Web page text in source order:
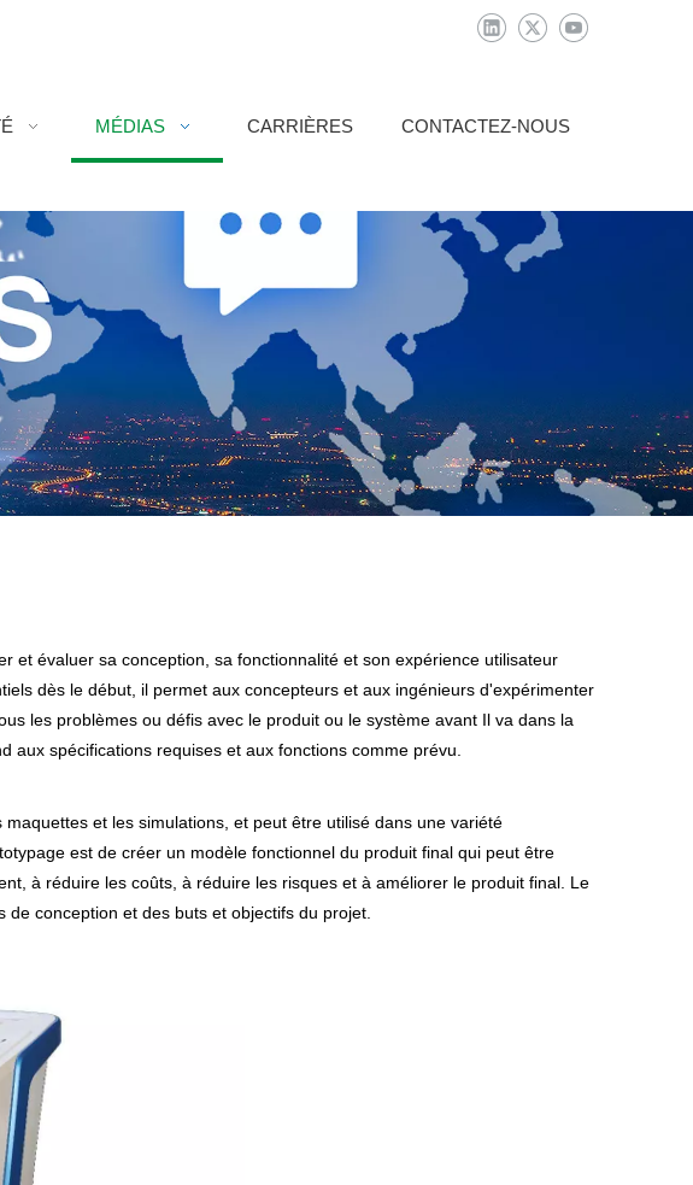
MÉDIAS CARRIÈRES CONTACTEZ-NOUS
et évaluer sa conception, sa fonctionnalité et son expérience utilisateur
dès le début, il permet aux concepteurs et aux ingénieurs d'expérimenter
les problèmes ou défis avec le produit ou le système avant Il va dans la
spécifications requises et aux fonctions comme prévu.
et les simulations, et peut être utilisé dans une variété
est de créer un modèle fonctionnel du produit final qui peut être
à réduire les coûts, à réduire les risques et à améliorer le produit final. Le
conception et des buts et objectifs du projet.